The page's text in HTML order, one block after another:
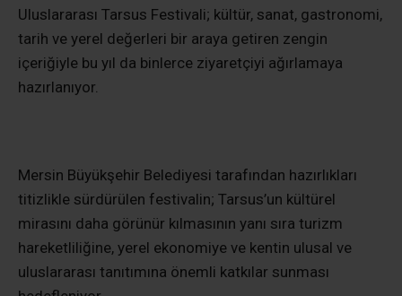
Uluslararası Tarsus Festivali; kültür, sanat, gastronomi,
tarih ve yerel değerleri bir araya getiren zengin
içeriğiyle bu yıl da binlerce ziyaretçiyi ağırlamaya
hazırlanıyor.
Mersin Büyükşehir Belediyesi tarafından hazırlıkları
titizlikle sürdürülen festivalin; Tarsus’un kültürel
mirasını daha görünür kılmasının yanı sıra turizm
hareketliliğine, yerel ekonomiye ve kentin ulusal ve
uluslararası tanıtımına önemli katkılar sunması